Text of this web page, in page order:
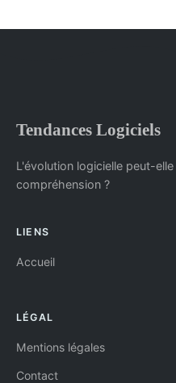
Tendances Logiciels
L'évolution logicielle peut-
compréhension ?
LIENS
Accueil
LÉGAL
Mentions légales
Contact